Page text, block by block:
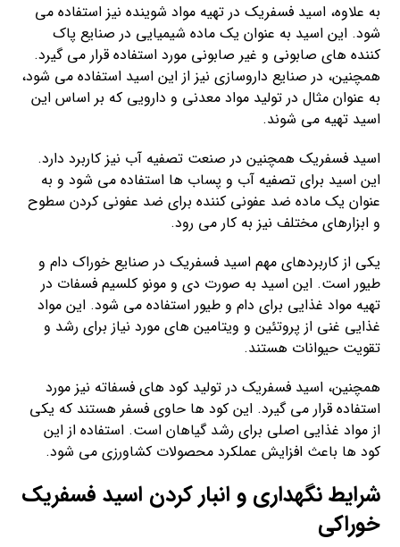
به علاوه، اسید فسفریک در تهیه مواد شوینده نیز استفاده می
شود. این اسید به عنوان یک ماده شیمیایی در صنایع پاک
کننده های صابونی و غیر صابونی مورد استفاده قرار می گیرد.
همچنین، در صنایع داروسازی نیز از این اسید استفاده می شود،
به عنوان مثال در تولید مواد معدنی و دارویی که بر اساس این
اسید تهیه می شوند.
اسید فسفریک همچنین در صنعت تصفیه آب نیز کاربرد دارد.
این اسید برای تصفیه آب و پساب ها استفاده می شود و به
عنوان یک ماده ضد عفونی کننده برای ضد عفونی کردن سطوح
و ابزارهای مختلف نیز به کار می رود.
یکی از کاربردهای مهم اسید فسفریک در صنایع خوراک دام و
طیور است. این اسید به صورت دی­ و­ مونو کلسیم فسفات در
تهیه مواد غذایی برای دام و طیور استفاده می شود. این مواد
غذایی غنی از پروتئین و ویتامین های مورد نیاز برای رشد و
تقویت حیوانات هستند.
همچنین، اسید فسفریک در تولید کود های فسفاته نیز مورد
استفاده قرار می گیرد. این کود ها حاوی فسفر هستند که یکی
از مواد غذایی اصلی برای رشد گیاهان است. استفاده از این
کود ها باعث افزایش عملکرد محصولات کشاورزی می شود.
شرایط نگهداری و انبار کردن اسید فسفریک
خوراکی